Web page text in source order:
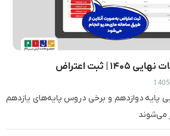
اعتراض به نتایج امتحانات نهایی ۱۴۰۵ | ثبت اعتراض
نهایی پایه دوازدهم و برخی دروس پایه‌های یازدهم
می‌شوند